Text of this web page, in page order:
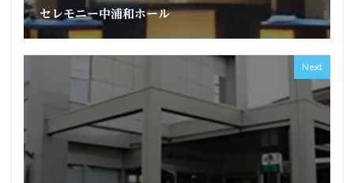
セレモニー中浦和ホール
Next